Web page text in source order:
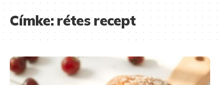
Címke:rétes recept